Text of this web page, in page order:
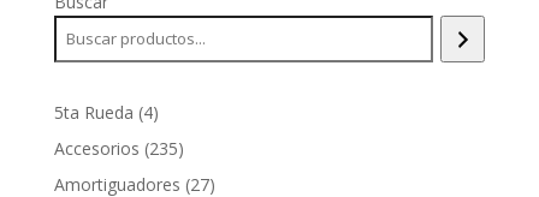
5ta Rueda 44
productos
Accesorios 235235
productos
Amortiguadores 2727